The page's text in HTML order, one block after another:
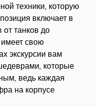
техники, которую
включает в
от танков до
свою
экскурсии вам
которые
ведь каждая
на корпусе